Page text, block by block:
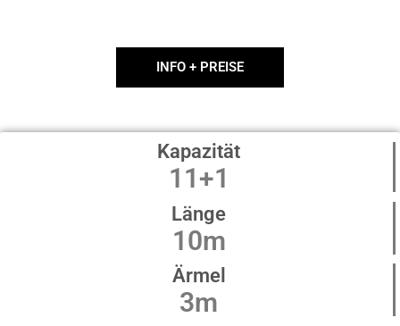
INFO + PREISE
Kapazität
11+1
Länge
10m
Ärmel
3m